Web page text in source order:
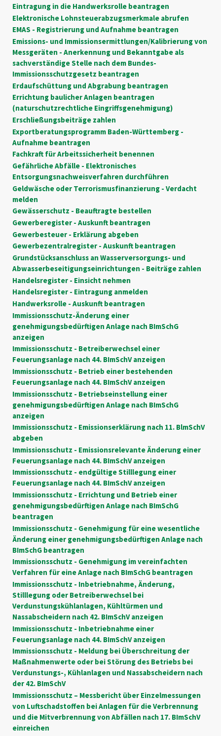
Eintragung in die Handwerksrolle beantragen
Elektronische Lohnsteuerabzugsmerkmale abrufen
EMAS - Registrierung und Aufnahme beantragen
Emissions- und Immissionsermittlungen/Kalibrierung von
Messgeräten - Anerkennung und Bekanntgabe als
sachverständige Stelle nach dem Bundes-
Immissionsschutzgesetz beantragen
Erdaufschüttung und Abgrabung beantragen
Errichtung baulicher Anlagen beantragen
(naturschutzrechtliche Eingriffsgenehmigung)
Erschließungsbeiträge zahlen
Exportberatungsprogramm Baden-Württemberg -
Aufnahme beantragen
Fachkraft für Arbeitssicherheit benennen
Gefährliche Abfälle - Elektronisches
Entsorgungsnachweisverfahren durchführen
Geldwäsche oder Terrorismusfinanzierung - Verdacht
melden
Gewässerschutz - Beauftragte bestellen
Gewerberegister - Auskunft beantragen
Gewerbesteuer - Erklärung abgeben
Gewerbezentralregister - Auskunft beantragen
Grundstücksanschluss an Wasserversorgungs- und
Abwasserbeseitigungseinrichtungen - Beiträge zahlen
Handelsregister - Einsicht nehmen
Handelsregister - Eintragung anmelden
Handwerksrolle - Auskunft beantragen
Immissionsschutz-Änderung einer
genehmigungsbedürftigen Anlage nach BImSchG
anzeigen
Immissionsschutz - Betreiberwechsel einer
Feuerungsanlage nach 44. BImSchV anzeigen
Immissionsschutz - Betrieb einer bestehenden
Feuerungsanlage nach 44. BImSchV anzeigen
Immissionsschutz - Betriebseinstellung einer
genehmigungsbedürftigen Anlage nach BImSchG
anzeigen
Immissionsschutz - Emissionserklärung nach 11. BlmSchV
abgeben
Immissionsschutz - Emissionsrelevante Änderung einer
Feuerungsanlage nach 44. BImSchV anzeigen
Immissionsschutz - endgültige Stilllegung einer
Feuerungsanlage nach 44. BImSchV anzeigen
Immissionsschutz - Errichtung und Betrieb einer
genehmigungsbedürftigen Anlage nach BImSchG
beantragen
Immissionsschutz - Genehmigung für eine wesentliche
Änderung einer genehmigungsbedürftigen Anlage nach
BImSchG beantragen
Immissionsschutz - Genehmigung im vereinfachten
Verfahren für eine Anlage nach BImSchG beantragen
Immissionsschutz - Inbetriebnahme, Änderung,
Stilllegung oder Betreiberwechsel bei
Verdunstungskühlanlagen, Kühltürmen und
Nassabscheidern nach 42. BImSchV anzeigen
Immissionsschutz - Inbetriebnahme einer
Feuerungsanlage nach 44. BImSchV anzeigen
Immissionsschutz - Meldung bei Überschreitung der
Maßnahmenwerte oder bei Störung des Betriebs bei
Verdunstungs-, Kühlanlagen und Nassabscheidern nach
der 42. BImSchV
Immissionsschutz – Messbericht über Einzelmessungen
von Luftschadstoffen bei Anlagen für die Verbrennung
und die Mitverbrennung von Abfällen nach 17. BImSchV
einreichen